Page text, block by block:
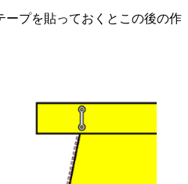
ープを貼っておくとこの後の作